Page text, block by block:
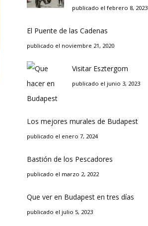
publicado el febrero 8, 2023
El Puente de las Cadenas
publicado el noviembre 21, 2020
Visitar Esztergom
publicado el junio 3, 2023
Los mejores murales de Budapest
publicado el enero 7, 2024
Bastión de los Pescadores
publicado el marzo 2, 2022
Que ver en Budapest en tres días
publicado el julio 5, 2023